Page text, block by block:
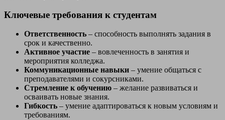
Ключевые требования к студентам
Ответственность – способность выполнять задания в
срок и качественно.
Активное участие – вовлеченность в занятия и
мероприятия колледжа.
Коммуникационные навыки – умение общаться с
преподавателями и сокурсниками.
Стремление к обучению – желание развиваться и
осваивать новые знания.
Гибкость – умение адаптироваться к новым условиям и
требованиям.